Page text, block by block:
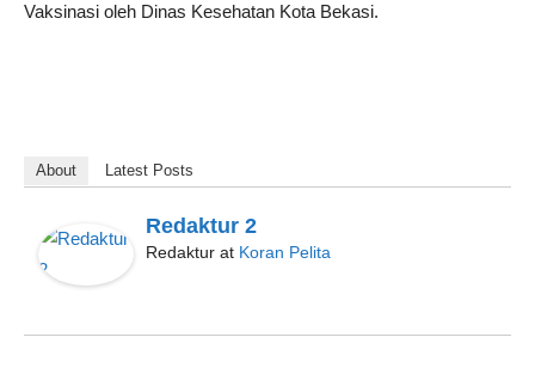
Vaksinasi oleh Dinas Kesehatan Kota Bekasi.
About Latest Posts
Redaktur 2
Redaktur at Koran Pelita